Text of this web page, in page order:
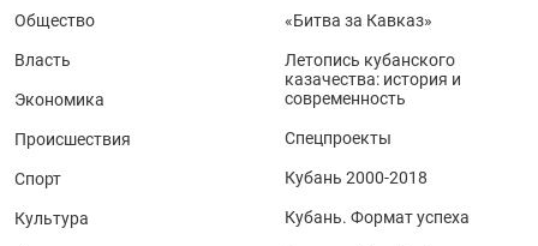
Общество
Власть
Экономика
Происшествия
Спорт
Культура
«Битва за Кавказ»
Летопись кубанского
казачества: история и
современность
Спецпроекты
Кубань 2000-2018
Кубань. Формат успеха